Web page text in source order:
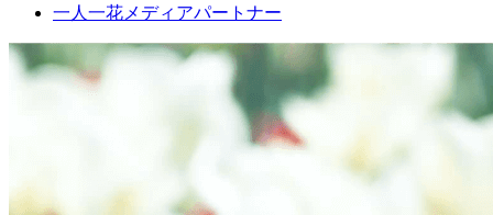
一人一花メディアパートナー